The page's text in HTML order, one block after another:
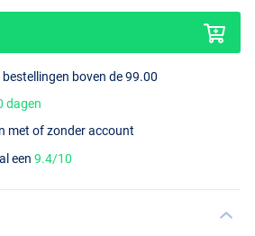
boven de 99.00
dagen
met of zonder account
een9.4/10